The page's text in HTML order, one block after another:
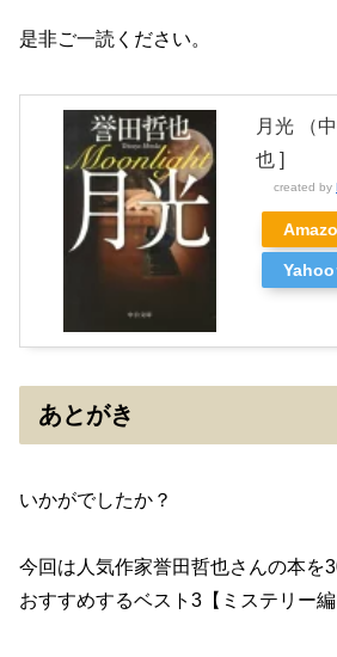
是非ご一読ください。
月光 （
也 ]
created by
Yahoo
あとがき
いかがでしたか？
今回は人気作家誉田哲也さんの本を
おすすめするベスト3【ミステリー編